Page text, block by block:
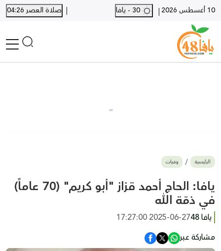
10 أغسطس 2026 |
| صلاة العصر 04:26
بيع وشراء
أخبار القدس
وفيات
المزيد
ارسل خبر
الرئيسية وفيات
يافا: الحاج أحمد قزاز "أبو كريم" (70 عاماً)
في ذمّة الله
يافا 48
2025-06-27 17:27:00
مشاركة عبر